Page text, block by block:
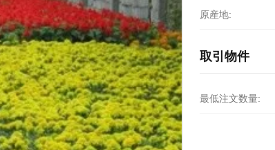
原産地:
取引物件
最低注文数量: